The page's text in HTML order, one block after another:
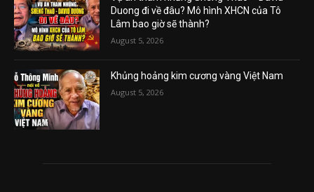
Duong đi về đâu? Mô hình XHCN của Tô
Lâm bao giờ sẽ thành?
August 5, 2026
Khủng hoảng kim cương vàng Việt Nam
August 5, 2026